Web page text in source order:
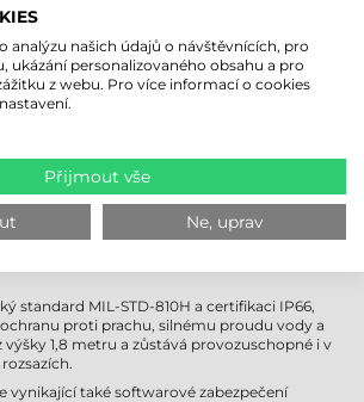
ZX10G2 lze v závislosti na obchodních
volitelných modulů: pro rychlejší identifikaci a
integrovaná 1D/2D čtečka čárových kódů, NFC
O komunikaci se stará nejmodernější Wi-Fi
zařízení lze volitelně objednat také s mobilním
4G LTE nebo 5G Sub-6 a přesnou GPS
TABLET GETAC ZX10G2 -
A SPRÁVA NA PODNIKOVÉ
standard MIL-STD-810H a certifikaci IP66,
proti prachu, silnému proudu vody a
1,8 metru a zůstává provozuschopné i v
vynikající také softwarové zabezpečení
analýzu našich údajů o návštěvnících, pro
ukázání personalizovaného obsahu a pro
z webu. Pro více informací o cookies
Přijmout vše
Ne, uprav